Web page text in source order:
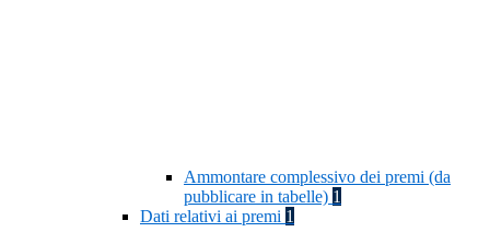
Ammontare complessivo dei premi (da
pubblicare in tabelle) 1
Dati relativi ai premi 1